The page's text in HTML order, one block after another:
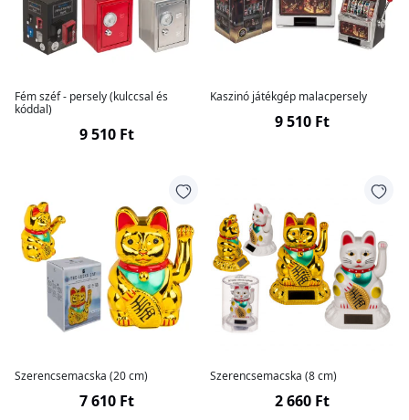
Fém széf - persely (kulccsal és
kóddal)
9 510 Ft
Kaszinó játékgép malacpersely
9 510 Ft
Szerencsemacska (20 cm)
7 610 Ft
Szerencsemacska (8 cm)
2 660 Ft